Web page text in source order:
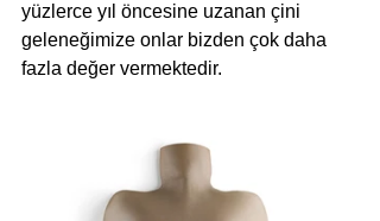
yüzlerce yıl öncesine uzanan çini
geleneğimize onlar bizden çok daha
fazla değer vermektedir.